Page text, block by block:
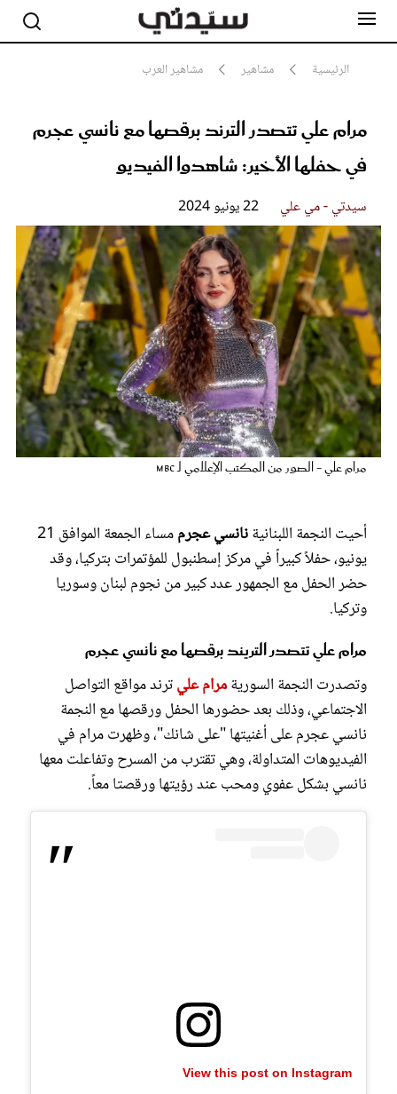
الرئيسية مشاهير مشاهير العرب
مرام علي تتصدر الترند برقصها مع نانسي عجرم
في حفلها الأخير: شاهدوا الفيديو
سيدتي - مي علي 22 يونيو 2024
مرام علي - الصور من المكتب الإعلامي لـ mbc
أحيت النجمة اللبنانيةنانسي عجرم
مساء الجمعة الموافق 21
يونيو، حفلاً كبيراً في مركز إسطنبول للمؤتمرات بتركيا، وقد
حضر الحفل مع الجمهور عدد كبير من نجوم لبنان وسوريا
وتركيا.
مرام علي تتصدر التريند برقصها مع نانسي عجرم
وتصدرت النجمة السوريةمرام عليترند مواقع التواصل
الاجتماعي، وذلك بعد حضورها الحفل ورقصها مع النجمة
نانسي عجرم على أغنيتها "على شانك"، وظهرت مرام في
الفيديوهات المتداولة، وهي تقترب من المسرح وتفاعلت معها
نانسي بشكل عفوي ومحب عند رؤيتها ورقصتا معاً.
View this post on Instagram
مشاهير
جمال
صحة ورشاقة
سيدتي وطفلك
لايف ستايل
بلس+
فيديو
مطبخ سيدتي
مقالات الرأي
ستايل
تقارير
عروس سيدتي
مجلة سيدتي
غلاف رفمي